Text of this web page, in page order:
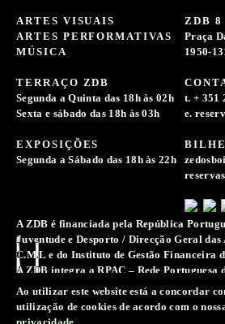
ARTES VISUAIS
ARTES PERFORMATIVAS
MÚSICA
ZDB
Praça
1950-
TERRAÇO ZDB
Segunda a Quinta das 18h às 02h
Sexta e sábado das 18h às 03h
EXPOSIÇÕES
Segunda a Sábado das 18h às 22h
t. + 351
e.
A ZDB é financiada pela República
Juventude e Desporto / Direcção Geral das
C.M.L e do Instituto de Gestão Financeira
A ZDB integra a RPAC – Rede Portuguesa
A Associação Zé dos Bois reserva-se o
conservar registos de imagens, sons e voz
preservação da memória da sua atividade.
Ao utilizar este website está a concordar
utilização de cookies de acordo com o